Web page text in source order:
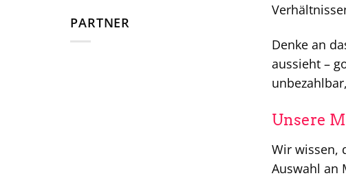
PARTNER
Denke an
aussieht –
Unsere
Wir wissen,
Auswahl an